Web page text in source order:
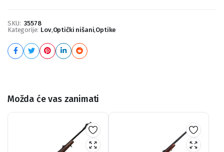
SKU: 35578
Kategorije: Lov,Optički nišani,Optike
Možda će vas zanimati